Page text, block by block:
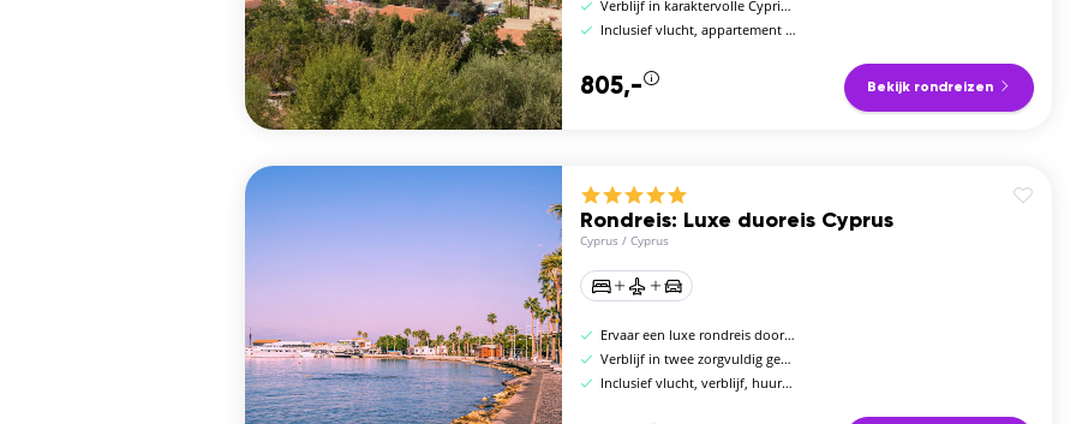
Verblijf in karaktervolle Cypriotische dorpjes
Inclusief vlucht, appartement en huurauto
805,- Bekijk rondreizen
Rondreis: Luxe duoreis Cyprus
Cyprus / Cyprus
Ervaar een luxe rondreis door Cyprus
Verblijf in twee zorgvuldig geselecteerde 5-sterrenhotels
Inclusief vlucht, verblijf, huurauto en dagelijks ontbijt